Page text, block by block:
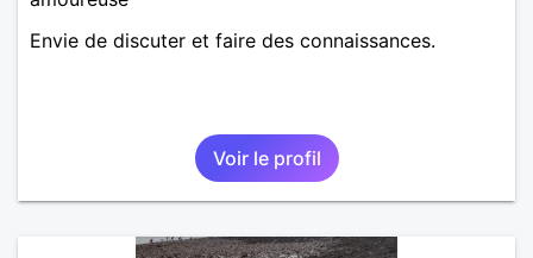
Envie de discuter et faire des connaissances.
Voir le profil